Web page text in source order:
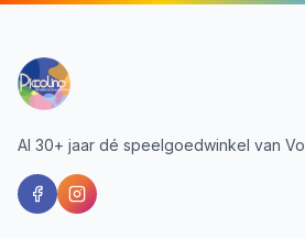
Al 30+ jaar dé speelgoedwinkel van